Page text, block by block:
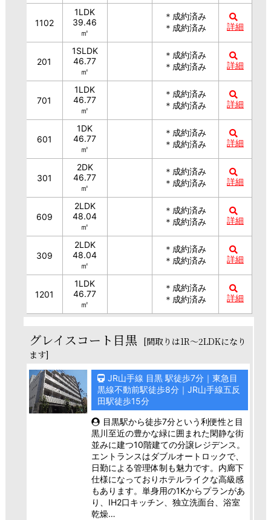
1102
1LDK
39.46
㎡
＊成約済み
＊成約済み
詳細
201
1SLDK
46.77
㎡
＊成約済み
＊成約済み
詳細
701
1LDK
46.77
㎡
＊成約済み
＊成約済み
詳細
601
1DK
46.77
㎡
＊成約済み
＊成約済み
詳細
301
2DK
46.77
㎡
＊成約済み
＊成約済み
詳細
609
2LDK
48.04
㎡
＊成約済み
＊成約済み
詳細
309
2LDK
48.04
㎡
＊成約済み
＊成約済み
詳細
1201
1LDK
46.77
㎡
＊成約済み
＊成約済み
詳細
グレイスコート目黒 [間取りは1R～2LDKになり
ます]
JR山手線 目黒 駅徒歩7分｜東急目
黒線不動前駅徒歩8分｜JR山手線五反
田駅徒歩15分
目黒駅から徒歩7分という利便性と目
黒川至近の豊かな緑に囲まれた閑静な街
並みに建つ10階建ての分譲レジデンス。
エントランスはダブルオートロックで、
日勤による管理体制も魅力です。内廊下
仕様になっておりホテルライクな高級感
もあります。単身用の1Kからプランがあ
り、IH2口キッチン、独立洗面台、浴室
乾燥…